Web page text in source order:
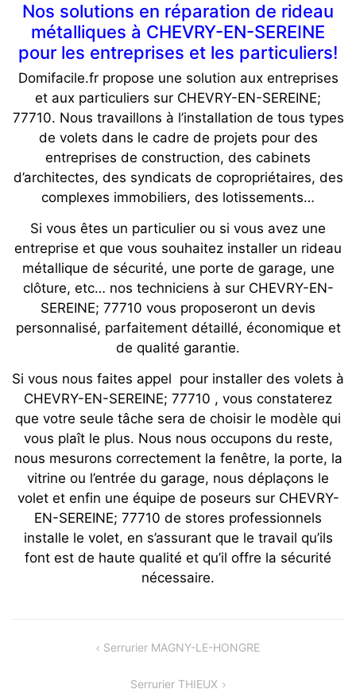
Nos solutions en réparation de rideau
métalliques à CHEVRY-EN-SEREINE
pour les entreprises et les particuliers!
Domifacile.fr propose une solution aux entreprises
et aux particuliers sur CHEVRY-EN-SEREINE;
77710. Nous travaillons à l’installation de tous types
de volets dans le cadre de projets pour des
entreprises de construction, des cabinets
d’architectes, des syndicats de copropriétaires, des
complexes immobiliers, des lotissements…
Si vous êtes un particulier ou si vous avez une
entreprise et que vous souhaitez installer un rideau
métallique de sécurité, une porte de garage, une
clôture, etc… nos techniciens à sur CHEVRY-EN-
SEREINE; 77710 vous proposeront un devis
personnalisé, parfaitement détaillé, économique et
de qualité garantie.
Si vous nous faites appel pour installer des volets à
CHEVRY-EN-SEREINE; 77710 , vous constaterez
que votre seule tâche sera de choisir le modèle qui
vous plaît le plus. Nous nous occupons du reste,
nous mesurons correctement la fenêtre, la porte, la
vitrine ou l’entrée du garage, nous déplaçons le
volet et enfin une équipe de poseurs sur CHEVRY-
EN-SEREINE; 77710 de stores professionnels
installe le volet, en s’assurant que le travail qu’ils
font est de haute qualité et qu’il offre la sécurité
nécessaire.
Navigation Serrurier MAGNY-LE-HONGRE
Serrurier THIEUX